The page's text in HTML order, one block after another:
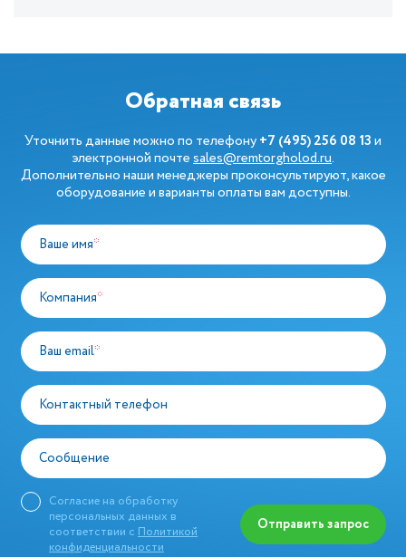
Обратная связь
Уточнить данные можно по телефону+7 (495) 256 08 13и
электронной почтеsales@remtorgholod.ru.
Дополнительно наши менеджеры проконсультируют, какое
оборудование и варианты оплаты вам доступны.
Ваше имя*
Компания*
Ваш email*
Контактный телефон
Сообщение
Согласие на обработку
персональных данных в
соответствии с Политикой
конфиденциальности
Отправить запрос